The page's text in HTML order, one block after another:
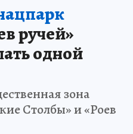
ручей»
одной
зона
Столбы» и «Роев